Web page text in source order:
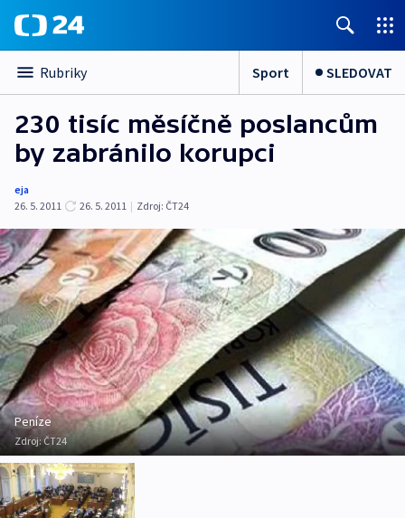
Rubriky Sport SLEDOVAT
230 tisíc měsíčně poslancům
by zabránilo korupci
eja
26. 5. 2011
26. 5. 2011 | Zdroj: ČT24
Peníze
Zdroj:ČT24